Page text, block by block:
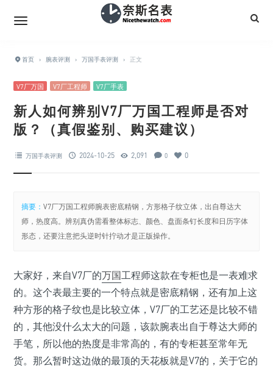
首页 › 腕表评测 › 万国手表评测 › 正文
V7厂万国 V7厂工程师 V7厂手表
新人如何辨别V7厂万国工程师是否对
版？（真假鉴别、购买建议）
万国手表评测 2024-10-25 2,091 0 0
摘要：V7厂万国工程师腕表密底精钢，方形格子纹立体，出自尊达大
师，热度高。辨别真伪需看整体标志、颜色、盘面条钉长度和日历字体
形态，还要注意把头逆时针拧动才是正版操作。
大家好，来自V7厂的万国工程师这款在专柜也是一表难求
的。这个表最主要的一个特点就是密底精钢，还有加上这
种方形的格子纹也是比较立体，V7厂的工艺还是比较不错
的，其他没什么太大的问题，该款腕表出自于尊达大师的
手笔，所以他的热度是非常高的，有的专柜甚至常年无
货。那么暂时这边做的最顶的天花板就是V7的，关于它的